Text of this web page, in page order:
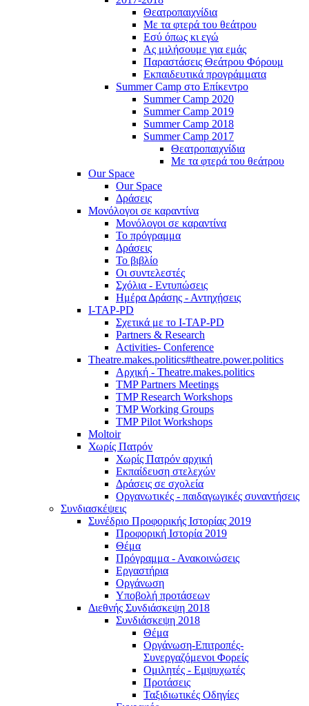
Θεατροπαιχνίδια
Με τα φτερά του θεάτρου
Εσύ όπως κι εγώ
Ας μιλήσουμε για εμάς
Παραστάσεις Θεάτρου Φόρουμ
Εκπαιδευτικά προγράμματα
Summer Camp στο Επίκεντρο
Summer Camp 2020
Summer Camp 2019
Summer Camp 2018
Summer Camp 2017
Θεατροπαιχνίδια
Με τα φτερά του θεάτρου
Our Space
Our Space
Δράσεις
Μονόλογοι σε καραντίνα
Μονόλογοι σε καραντίνα
Το πρόγραμμα
Δράσεις
Το βιβλίο
Οι συντελεστές
Σχόλια - Εντυπώσεις
Ημέρα Δράσης - Αντηχήσεις
I-TAP-PD
Σχετικά με το I-TAP-PD
Partners & Research
Activities- Conference
Theatre.makes.politics#theatre.power.politics
Αρχική - Theatre.makes.politics
TMP Partners Meetings
TMP Research Workshops
TMP Working Groups
TMP Pilot Workshops
Moltoir
Χωρίς Πατρόν
Χωρίς Πατρόν αρχική
Εκπαίδευση στελεχών
Δράσεις σε σχολεία
Οργανωτικές - παιδαγωγικές συναντήσεις
Συνδιασκέψεις
Συνέδριο Προφορικής Ιστορίας 2019
Προφορική Ιστορία 2019
Θέμα
Πρόγραμμα - Ανακοινώσεις
Εργαστήρια
Οργάνωση
Υποβολή προτάσεων
Διεθνής Συνδιάσκεψη 2018
Συνδιάσκεψη 2018
Θέμα
Οργάνωση-Επιτροπές-
Συνεργαζόμενοι Φορείς
Ομιλητές - Εμψυχωτές
Προτάσεις
Ταξιδιωτικές Οδηγίες